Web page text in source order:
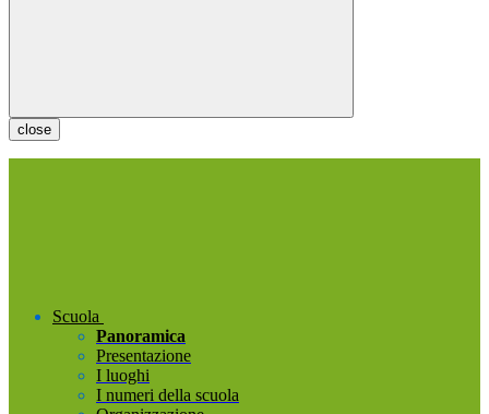
close
Scuola
Panoramica
Presentazione
I luoghi
I numeri della scuola